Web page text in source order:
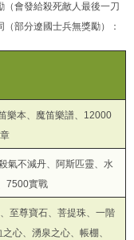
會發給殺死敵人最後一刀
部分遼國士兵無獎勵）：
樂本、魔笛樂譜、12000
氣不減丹、阿斯匹靈、水
7500實戰
至尊寶石、菩提珠、一階
心、湧泉之心、帳棚、